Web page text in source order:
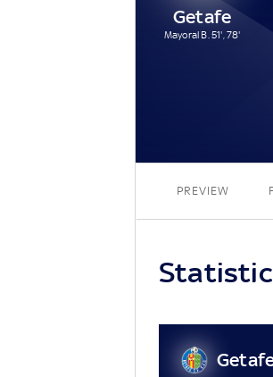
Getafe
Mayoral B. 51', 78'
PREVIEW